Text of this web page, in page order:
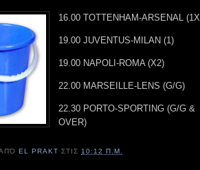
16.00 TOTTENHAM-ARSENAL
19.00 JUVENTUS-MILAN (1)
19.00 NAPOLI-ROMA (X2)
22.00 MARSEILLE-LENS (G/G)
22.30 PORTO-SPORTING (G/G &
OVER)
ΑΠΌEL PRAKT ΣΤΙΣ10:12 Π.Μ.